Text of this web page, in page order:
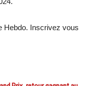
Hebdo. Inscrivez vous